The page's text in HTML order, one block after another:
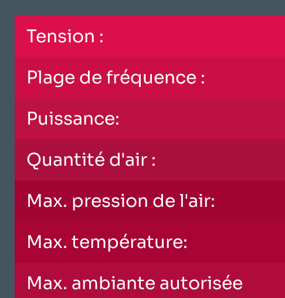
Tension :
Plage de fréquence :
Puissance:
Quantité d'air :
Max. pression de l'air:
Max. température:
Max. ambiante autorisée